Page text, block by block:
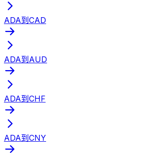
ADA到CAD
ADA到AUD
ADA到CHF
ADA到CNY